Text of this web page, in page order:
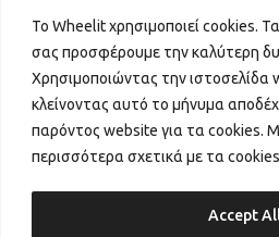
Το Wheelit χρησιμοποιεί cookies. Τα
σας προσφέρουμε την καλύτερη
Χρησιμοποιώντας την ιστοσελίδα
κλείνοντας αυτό το μήνυμα
παρόντος website για τα cookies.
περισσότερα σχετικά με τα cookies
Accept